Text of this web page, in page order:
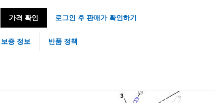
가격 확인 로그인 후 판매가 확인하기
보증 정보 반품 정책